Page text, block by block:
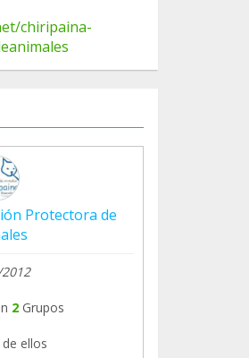
chiripaina-
Protectora de
2 Grupos
de ellos